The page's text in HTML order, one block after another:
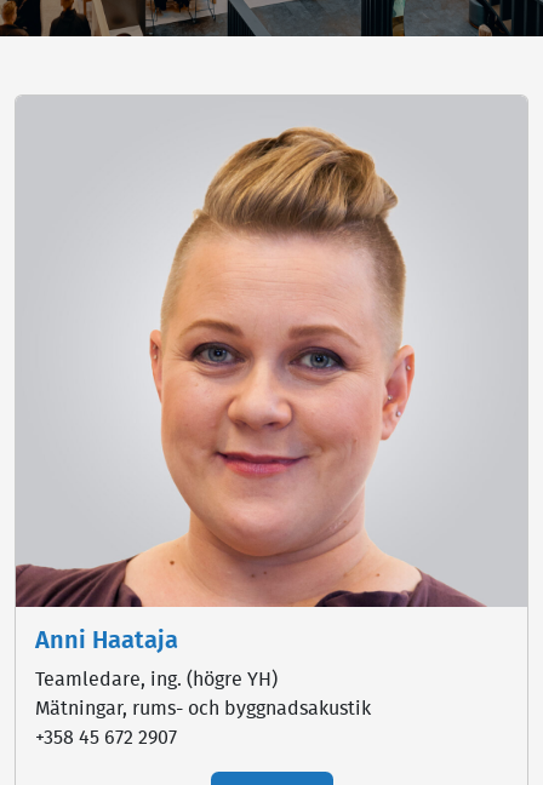
Anni Haataja
Teamledare, ing. (högre YH)
Mätningar, rums- och byggnadsakustik
+358 45 672 2907